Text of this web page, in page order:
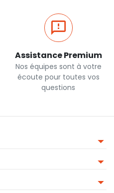
Assistance Premium
Nos équipes sont à votre
écoute pour toutes vos
questions